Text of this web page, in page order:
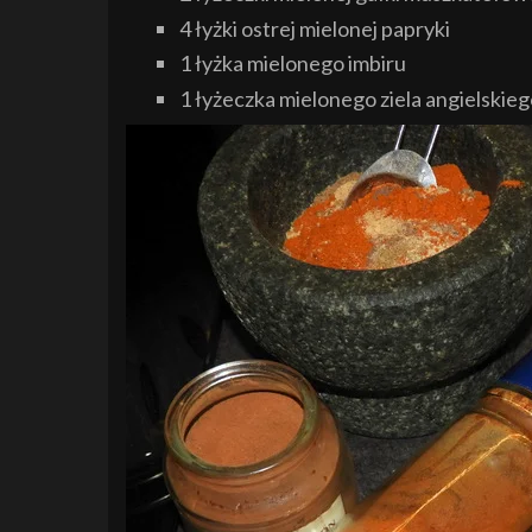
4 łyżki ostrej mielonej papryki
1 łyżka mielonego imbiru
1 łyżeczka mielonego ziela